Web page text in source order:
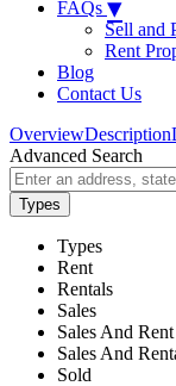
FAQs ▾
Sell and
Rent
Blog
Contact Us
OverviewDescription
Advanced Search
Types
Types
Rent
Rentals
Sales
Sales And Rent
Sales And
Sold